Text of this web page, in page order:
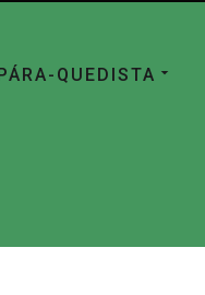
QUEDISTA